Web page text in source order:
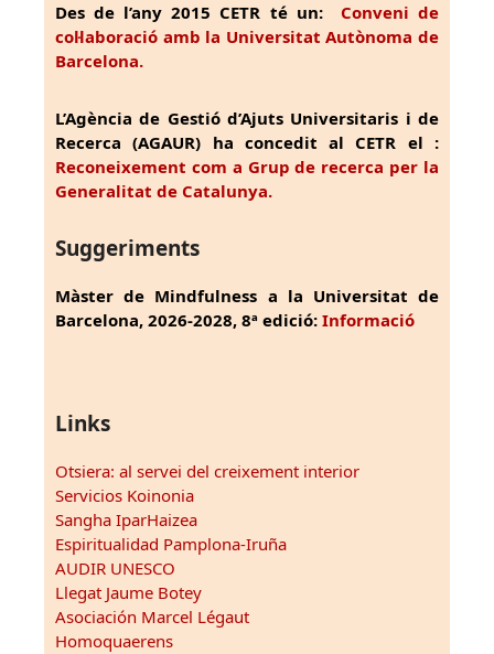
Des de l’any 2015 CETR té un: Conveni de
col·laboració amb la Universitat Autònoma de
Barcelona.
L’Agència de Gestió d’Ajuts Universitaris i de
Recerca (AGAUR) ha concedit al CETR el :
Reconeixement com a Grup de recerca per la
Generalitat de Catalunya.
Suggeriments
Màster de Mindfulness a la Universitat de
Barcelona, 2026-2028, 8ª edició: Informació
Links
Otsiera: al servei del creixement interior
Servicios Koinonia
Sangha IparHaizea
Espiritualidad Pamplona-Iruña
AUDIR UNESCO
Llegat Jaume Botey
Asociación Marcel Légaut
Homoquaerens